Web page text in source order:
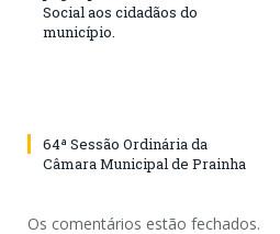
Social aos cidadãos do
município.
64ª Sessão Ordinária da
Câmara Municipal de Prainha
Os comentários estão fechados.